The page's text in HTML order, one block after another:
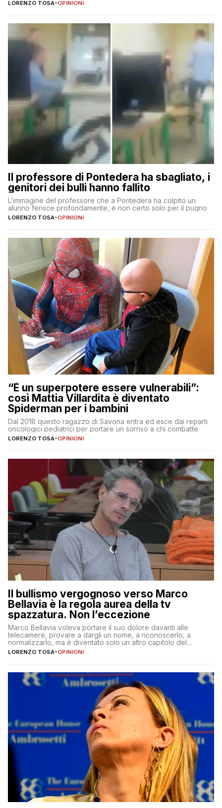
LORENZO TOSA-OPINIONI
Il professore di Pontedera ha sbagliato, i
genitori dei bulli hanno fallito
L’immagine del professore che a Pontedera ha colpito un
alunno ferisce profondamente, e non certo solo per il pugno
LORENZO TOSA-OPINIONI
“È un superpotere essere vulnerabili”:
così Mattia Villardita è diventato
Spiderman per i bambini
Dal 2018 questo ragazzo di Savona entra ed esce dai reparti
oncologici pediatrici per portare un sorriso a chi combatte
LORENZO TOSA-OPINIONI
Il bullismo vergognoso verso Marco
Bellavia è la regola aurea della tv
spazzatura. Non l’eccezione
Marco Bellavia voleva portare il suo dolore davanti alle
telecamere, provare a dargli un nome, a riconoscerlo, a
normalizzarlo, ma è diventato solo un altro capitolo del
copione
LORENZO TOSA-OPINIONI